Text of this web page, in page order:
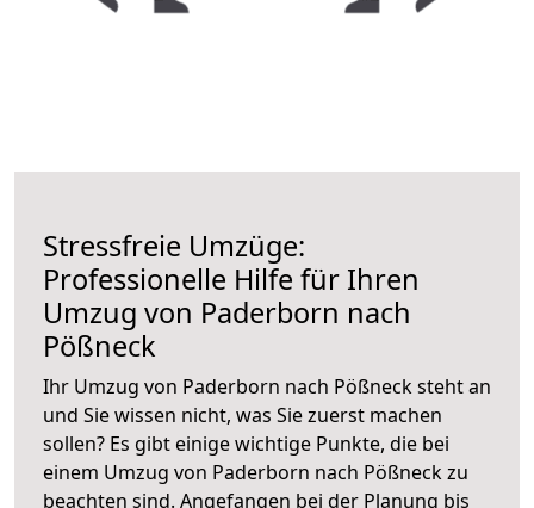
Stressfreie Umzüge:
Professionelle Hilfe für Ihren
Umzug von Paderborn nach
Pößneck
Ihr Umzug von Paderborn nach Pößneck steht an
und Sie wissen nicht, was Sie zuerst machen
sollen? Es gibt einige wichtige Punkte, die bei
einem Umzug von Paderborn nach Pößneck zu
beachten sind. Angefangen bei der Planung bis